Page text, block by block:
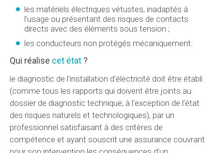
les matériels électriques vétustes, inadaptés à
l’usage ou présentant des risques de contacts
directs avec des éléments sous tension ;
les conducteurs non protégés mécaniquement.
Qui réalise cet état ?
le diagnostic de l'installation d'électricité doit être établi
(comme tous les rapports qui doivent être joints au
dossier de diagnostic technique, à l’exception de l’état
des risques naturels et technologiques), par un
professionnel satisfaisant à des critères de
compétence et ayant souscrit une assurance couvrant